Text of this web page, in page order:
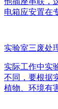
电箱应安置在
实验室三废处
实际工作中实
不同，要根据
植物、环境有